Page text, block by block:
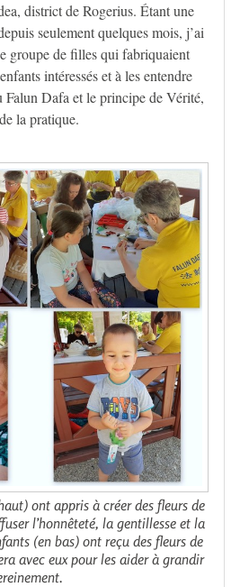
district de Rogerius. Étant une
seulement quelques mois, j’ai
groupe de filles qui fabriquaient
intéressés et à les entendre
Falun Dafa et le principe de Vérité,
la pratique.
ont appris à créer des fleurs de
l’honnêteté, la gentillesse et la
(en bas) ont reçu des fleurs de
avec eux pour les aider à grandir